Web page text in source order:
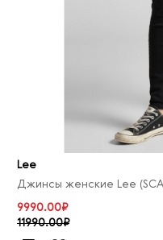
Lee
Джинсы женские Lee
9990.00₽
11990.00₽